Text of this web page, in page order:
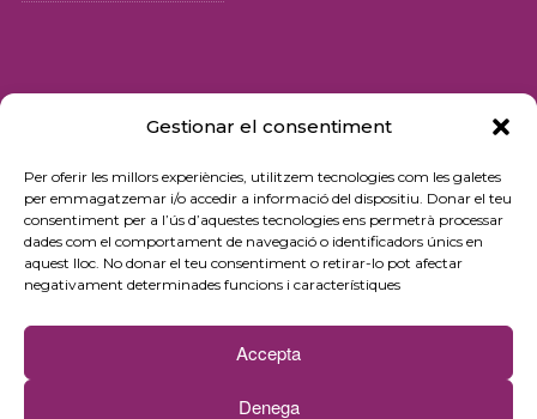
Gestionar el consentiment
Per oferir les millors experiències, utilitzem tecnologies com les galetes
per emmagatzemar i/o accedir a informació del dispositiu. Donar el teu
consentiment per a l’ús d’aquestes tecnologies ens permetrà processar
dades com el comportament de navegació o identificadors únics en
aquest lloc. No donar el teu consentiment o retirar-lo pot afectar
negativament determinades funcions i característiques
Accepta
Denega
© 2026 Fundació iSocial
Política de privacitat
Condicions d’ús
Política de cookies
Contacte